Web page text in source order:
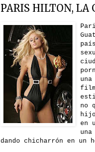
PARIS HILTON, LA
no
en
dando chicharrón en un